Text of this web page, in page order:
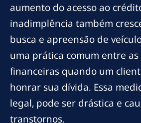
aumento do acesso ao
inadimplência também
busca e apreensão de
uma prática comum entre
financeiras quando um
honrar sua dívida. Essa
legal, pode ser drástica e
transtornos.